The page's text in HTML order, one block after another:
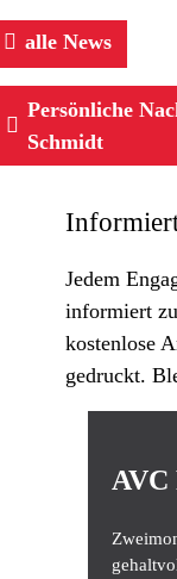
alle News
Persönliche
Schmidt
Jedem
informiert
kostenlose
gedruckt.
AVC